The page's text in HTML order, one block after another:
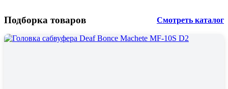
Подборка товаров Смотреть каталог